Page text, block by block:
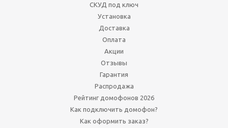
СКУД под ключ
Установка
Доставка
Оплата
Акции
Отзывы
Гарантия
Распродажа
Рейтинг домофонов 2026
Как подключить домофон?
Как оформить заказ?